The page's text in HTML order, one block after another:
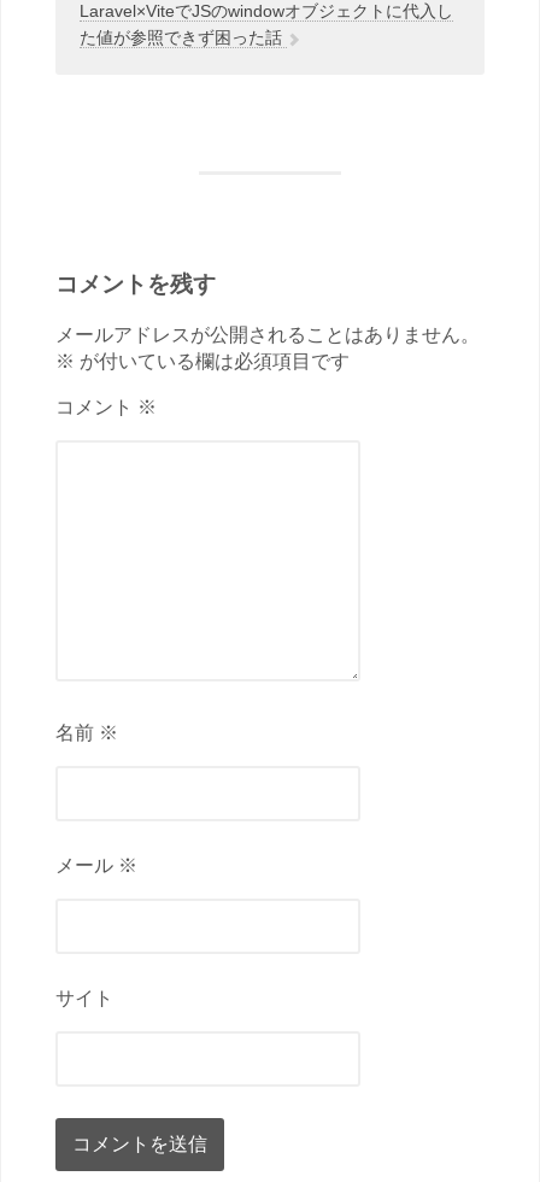
Laravel×ViteでJSのwindowオブジェクトに代入し
た値が参照できず困った話
コメントを残す
メールアドレスが公開されることはありません。
※ が付いている欄は必須項目です
コメント ※
名前 ※
メール ※
サイト